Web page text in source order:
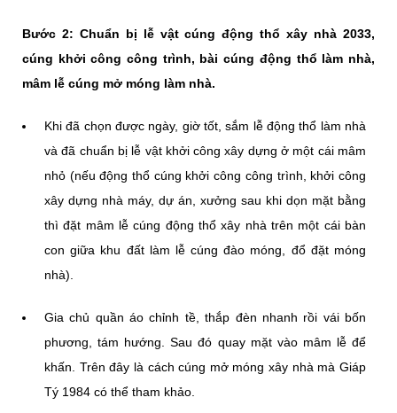
Bước 2: Chuẩn bị lễ vật cúng động thổ xây nhà 2033,
cúng khởi công công trình, bài cúng động thổ làm nhà,
mâm lễ cúng mở móng làm nhà.
Khi đã chọn được ngày, giờ tốt, sắm lễ động thổ làm nhà
và đã chuẩn bị lễ vật khởi công xây dựng ở một cái mâm
nhỏ (nếu động thổ cúng khởi công công trình, khởi công
xây dựng nhà máy, dự án, xưởng sau khi dọn mặt bằng
thì đặt mâm lễ cúng động thổ xây nhà trên một cái bàn
con giữa khu đất làm lễ cúng đào móng, đổ đặt móng
nhà).
Gia chủ quần áo chỉnh tề, thắp đèn nhanh rồi vái bốn
phương, tám hướng. Sau đó quay mặt vào mâm lễ để
khấn. Trên đây là cách cúng mở móng xây nhà mà Giáp
Tý 1984 có thể tham khảo.